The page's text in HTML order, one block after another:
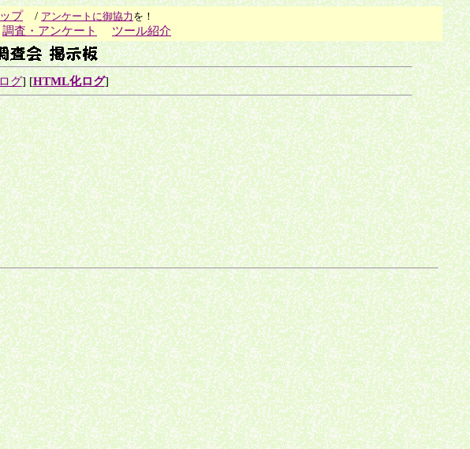
プ/ アンケートに御協力 を！
調査・アンケート ツール紹介
グ] [HTML化ログ]